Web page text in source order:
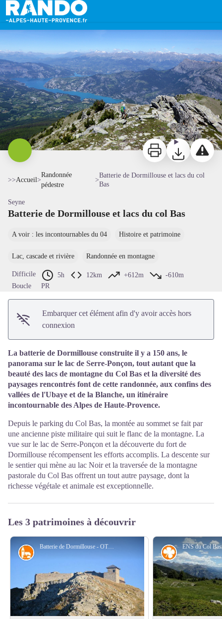
Batterie de Dormillouse et lacs du col Bas
Panorama sur le lac de Serre-Ponçon - ADRI 04
ImprimerTéléchargerSignaler
>>Accueil>
Randonnée
pédestre
>
Batterie de Dormillouse et lacs du col
Bas
Seyne
Batterie de Dormillouse et lacs du col Bas
A voir : les incontournables du 04 Histoire et patrimoine
Lac, cascade et rivière Randonnée en montagne
Difficile 5h 12km +612m
-610m
Boucle
PR
Embarquer cet élément afin d'y avoir accès hors
connexion
La batterie de Dormillouse construite il y a 150 ans, le
panorama sur le lac de Serre-Ponçon, tout autant que la
beauté des lacs de montagne du Col Bas et la diversité des
paysages rencontrés font de cette randonnée, aux confins des
vallées de l'Ubaye et de la Blanche, un itinéraire
incontournable des Alpes de Haute-Provence.
Depuis le parking du Col Bas, la montée au sommet se fait par
une ancienne piste militaire qui suit le flanc de la montagne. La
vue sur le lac de Serre-Ponçon et la découverte du fort de
Dormillouse récompensent les efforts accomplis. La descente sur
le sentier qui mène au lac Noir et la traversée de la montagne
pastorale du Col Bas offrent un tout autre paysage, dont la
richesse végétale et animale est exceptionnelle.
Les 3 patrimoines à découvrir
Batterie de Dormillouse - OT Montclar
Petit patrimoine Flore